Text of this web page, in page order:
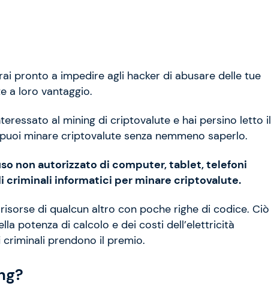
pronto a impedire agli hacker di abusare delle tue
a loro vantaggio.
al mining di criptovalute e hai persino letto il
minare criptovalute senza nemmeno saperlo.
non autorizzato di computer, tablet, telefoni
informatici per minare criptovalute.
di qualcun altro con poche righe di codice. Ciò
potenza di calcolo e dei costi dell’elettricità
prendono il premio.